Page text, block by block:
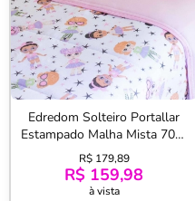
Edredom Solteiro Portallar
Estampado Malha Mista 70%
Algodão e 30% Poliéster Juju
150mx220m Rosa
R$ 179,89
R$ 159,98
à vista